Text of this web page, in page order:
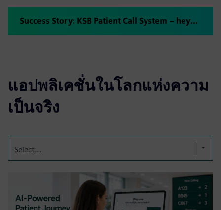
Success Story: KSB Patient Call System – heyPatient
แอปพลิเคชั่นในโลกแห่งความ
เป็นจริง
Select...